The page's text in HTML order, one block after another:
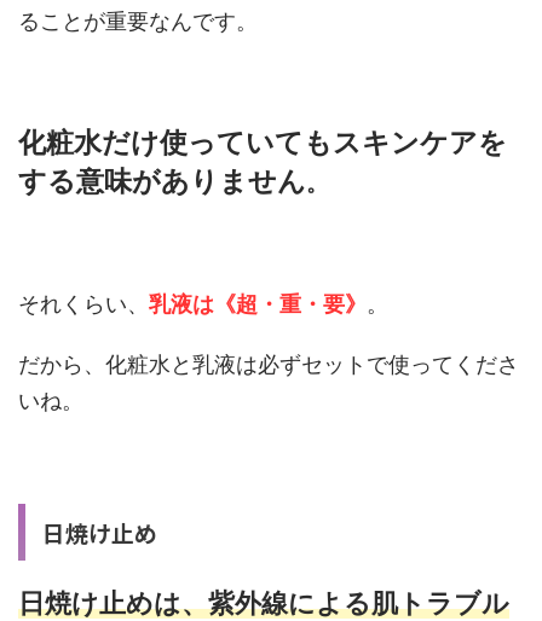
ることが重要なんです。
化粧水だけ使っていてもスキンケアを
する意味がありません。
それくらい、 乳液は《超・重・要》 。
だから、化粧水と乳液は必ずセットで使ってくださ
いね。
日焼け止め
日焼け止めは、紫外線による肌トラブル